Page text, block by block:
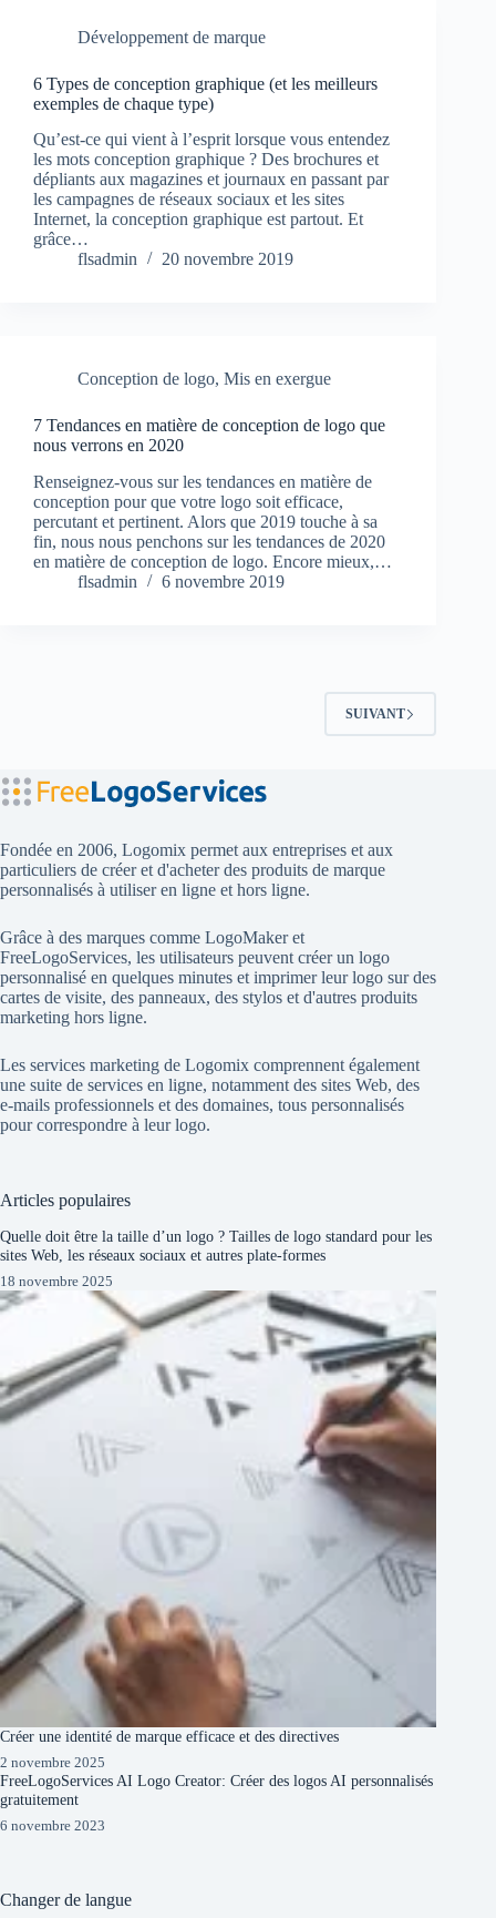
Développement de marque
6 Types de conception graphique (et les meilleurs
exemples de chaque type)
Qu’est-ce qui vient à l’esprit lorsque vous entendez
les mots conception graphique ? Des brochures et
dépliants aux magazines et journaux en passant par
les campagnes de réseaux sociaux et les sites
Internet, la conception graphique est partout. Et
grâce…
flsadmin
20 novembre 2019
Conception de logo, Mis en exergue
7 Tendances en matière de conception de logo que
nous verrons en 2020
Renseignez-vous sur les tendances en matière de
conception pour que votre logo soit efficace,
percutant et pertinent. Alors que 2019 touche à sa
fin, nous nous penchons sur les tendances de 2020
en matière de conception de logo. Encore mieux,…
flsadmin
6 novembre 2019
SUIVANT
Fondée en 2006, Logomix permet aux entreprises et aux
particuliers de créer et d'acheter des produits de marque
personnalisés à utiliser en ligne et hors ligne.
Grâce à des marques comme LogoMakeret
FreeLogoServices, les utilisateurs peuvent créer un logo
personnalisé en quelques minutes et imprimer leur logo sur des
cartes de visite, des panneaux, des stylos et d'autres produits
marketing hors ligne.
Les services marketing de Logomix comprennent également
une suite de services en ligne, notamment des sites Web, des
e-mails professionnels et des domaines, tous personnalisés
pour correspondre à leur logo.
Articles populaires
Quelle doit être la taille d’un logo ? Tailles de logo standard pour les
sites Web, les réseaux sociaux et autres plate-formes
18 novembre 2025
Créer une identité de marque efficace et des directives
2 novembre 2025
FreeLogoServices AI Logo Creator: Créer des logos AI personnalisés
gratuitement
6 novembre 2023
Changer de langue